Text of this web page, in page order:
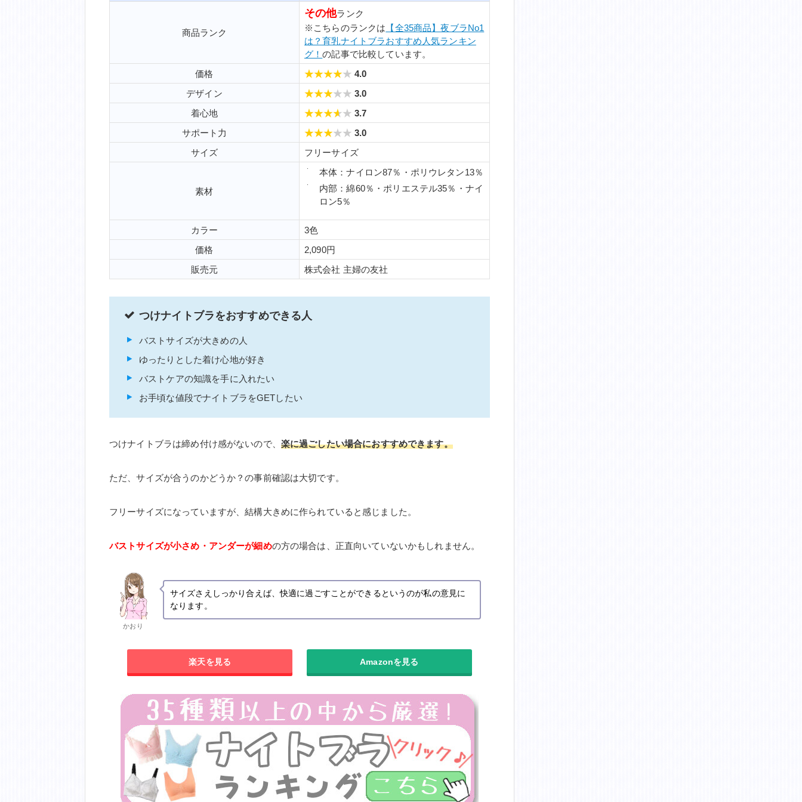
商品ランク
その他ランク
※こちらのランクは 【全35商品】夜ブラNo1
は？育乳ナイトブラおすすめ人気ランキン
グ！の記事で比較しています。
価格
4.0
デザイン
3.0
着心地
3.7
サポート力
3.0
サイズ
フリーサイズ
素材
本体：ナイロン87％・ポリウレタン13％
内部：綿60％・ポリエステル35％・ナイ
ロン5％
カラー
3色
価格
2,090円
販売元
株式会社 主婦の友社
つけナイトブラをおすすめできる人
バストサイズが大きめの人
ゆったりとした着け心地が好き
バストケアの知識を手に入れたい
お手頃な値段でナイトブラをGETしたい
つけナイトブラは締め付け感がないので、 楽に過ごしたい場合におすすめできます。
ただ、サイズが合うのかどうか？の事前確認は大切です。
フリーサイズになっていますが、結構大きめに作られていると感じました。
バストサイズが小さめ・アンダーが細めの方の場合は、正直向いていないかもしれません。
かおり
サイズさえしっかり合えば、快適に過ごすことができるというのが私の意見に
なります。
楽天を見る Amazonを見る